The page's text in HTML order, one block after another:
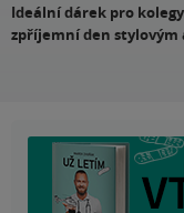
Ideální dárek pro
zpříjemní den